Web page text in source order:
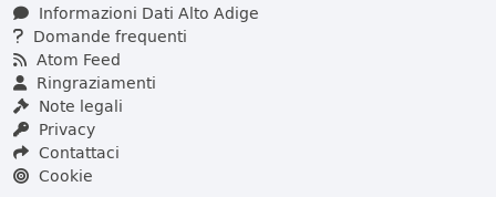
Informazioni Dati Alto Adige
Domande frequenti
Atom Feed
Ringraziamenti
Note legali
Privacy
Contattaci
Cookie